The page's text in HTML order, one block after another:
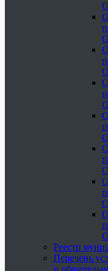
Реестр
Перечень
и